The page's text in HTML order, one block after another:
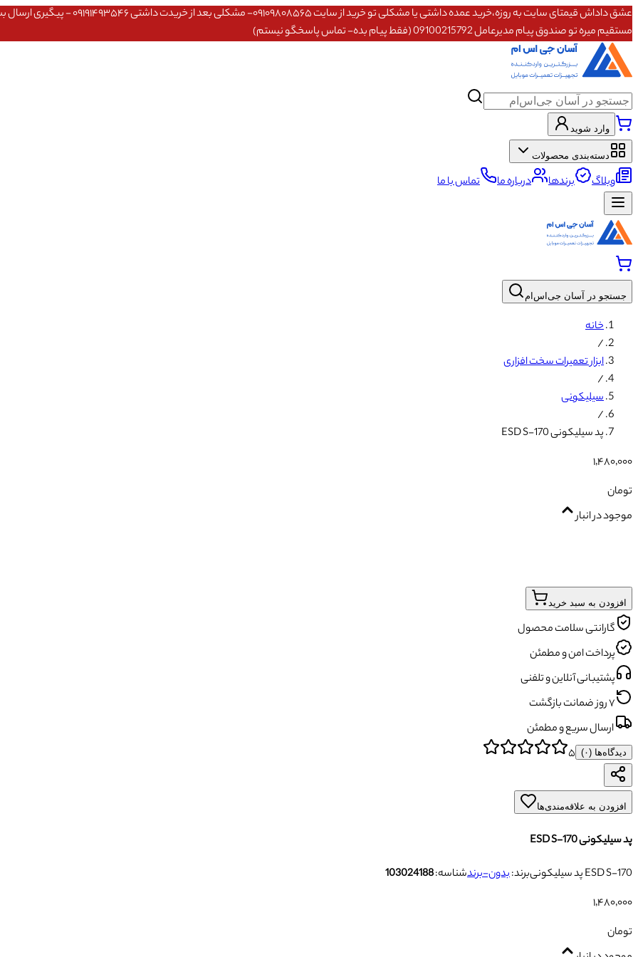
مستقیم میره تو صندوق پیام مدیرعامل 09100215792 (فقط پیام بده- تماس پاسخگو نیستم)
وارد شوید
دسته‌بندی محصولات
وبلاگ برندها درباره ما تماس با ما
جستجو در آسان جی‌اس‌ام
خانه
/
ابزار تعمیرات سخت افزاری
/
سیلیکونی
/
پد سیلیکونی ESD S-170
۱٬۴۸۰٬۰۰۰
تومان
موجود در انبار
افزودن به سبد خرید
گارانتی سلامت محصول
پرداخت امن و مطمئن
پشتیبانی آنلاین و تلفنی
۷ روز ضمانت بازگشت
ارسال سریع و مطمئن
دیدگاه‌ها (۰) ۵
افزودن به علاقه‌مندی‌ها
پد سیلیکونی ESD S-170
پد سیلیکونی ESD S-170
برند:بدون-برندشناسه:103024188
۱٬۴۸۰٬۰۰۰
تومان